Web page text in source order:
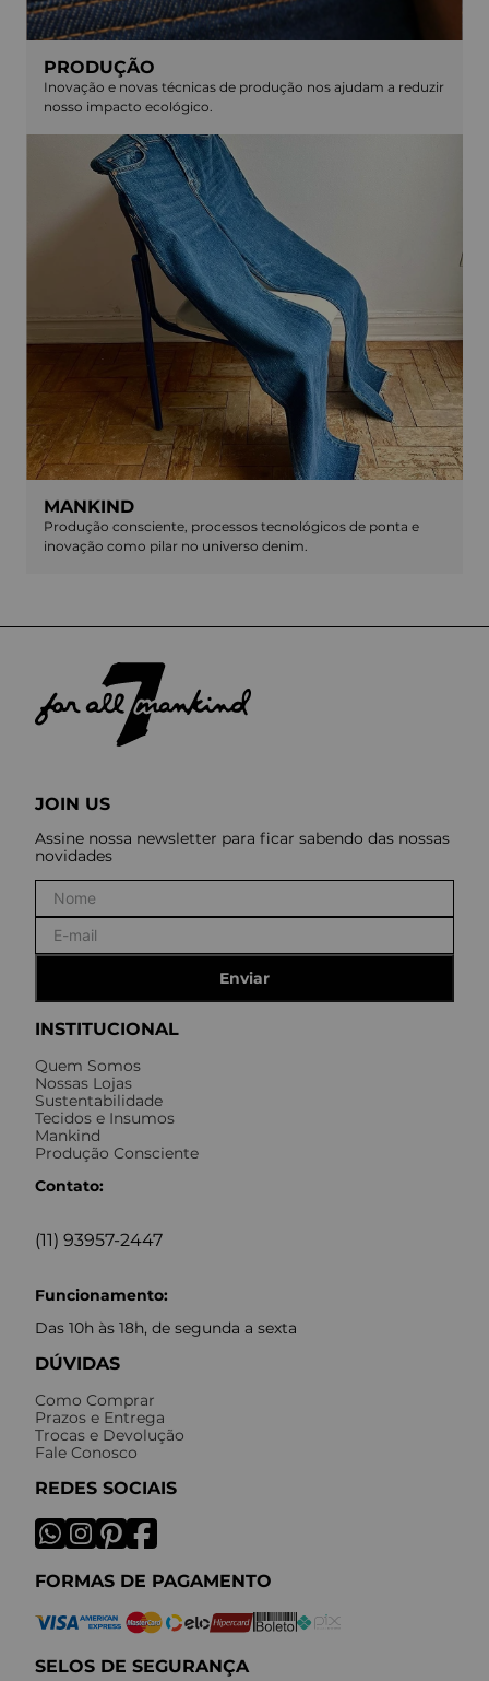
PRODUÇÃO
Inovação e novas técnicas de produção nos ajudam a reduzir
nosso impacto ecológico.
MANKIND
Produção consciente, processos tecnológicos de ponta e
inovação como pilar no universo denim.
INSTITUCIONAL
Quem Somos
Nossas Lojas
Sustentabilidade
Tecidos e Insumos
Mankind
Produção Consciente
Contato:
(11) 93957-2447
Funcionamento:
Das 10h às 18h, de segunda a sexta
DÚVIDAS
Como Comprar
Prazos e Entrega
Trocas e Devolução
Fale Conosco
REDES SOCIAIS
FORMAS DE PAGAMENTO
SELOS DE SEGURANÇA
JOIN US
Assine nossa newsletter para ficar sabendo das nossas
novidades
Enviar